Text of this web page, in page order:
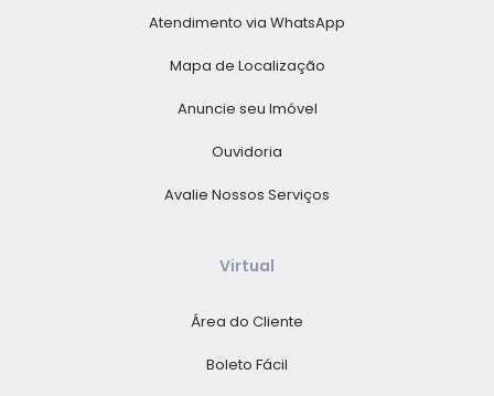
Atendimento via WhatsApp
Mapa de Localização
Anuncie seu Imóvel
Ouvidoria
Avalie Nossos Serviços
Virtual
Área do Cliente
Boleto Fácil